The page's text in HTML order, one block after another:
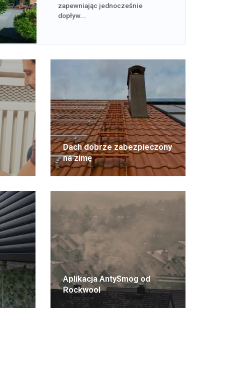
zapewniając jednocześnie
dopływ...
Dach dobrze zabezpieczony
na zimę
Aplikacja AntySmog od
Rockwool